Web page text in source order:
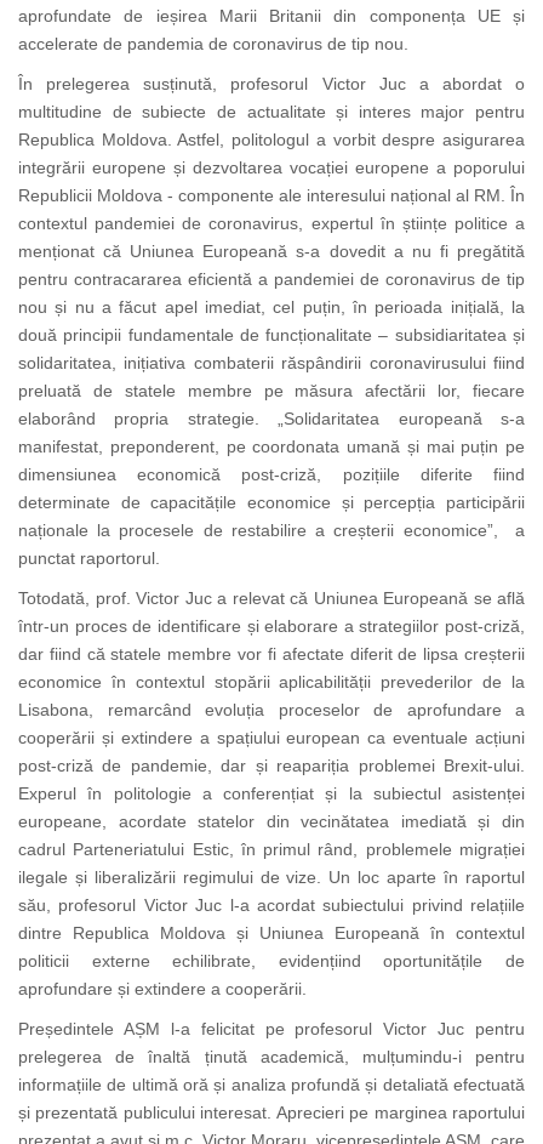
aprofundate de ieșirea Marii Britanii din componența UE și
accelerate de pandemia de coronavirus de tip nou.
În prelegerea susținută, profesorul Victor Juc a abordat o
multitudine de subiecte de actualitate și interes major pentru
Republica Moldova. Astfel, politologul a vorbit despre asigurarea
integrării europene și dezvoltarea vocației europene a poporului
Republicii Moldova - componente ale interesului național al RM. În
contextul pandemiei de coronavirus, expertul în științe politice a
menționat că Uniunea Europeană s-a dovedit a nu fi pregătită
pentru contracararea eficientă a pandemiei de coronavirus de tip
nou și nu a făcut apel imediat, cel puțin, în perioada inițială, la
două principii fundamentale de funcționalitate – subsidiaritatea și
solidaritatea, inițiativa combaterii răspândirii coronavirusului fiind
preluată de statele membre pe măsura afectării lor, fiecare
elaborând propria strategie. „Solidaritatea europeană s-a
manifestat, preponderent, pe coordonata umană și mai puțin pe
dimensiunea economică post-criză, pozițiile diferite fiind
determinate de capacitățile economice și percepția participării
naționale la procesele de restabilire a creșterii economice”, a
punctat raportorul.
Totodată, prof. Victor Juc a relevat că Uniunea Europeană se află
într-un proces de identificare și elaborare a strategiilor post-criză,
dar fiind că statele membre vor fi afectate diferit de lipsa creșterii
economice în contextul stopării aplicabilității prevederilor de la
Lisabona, remarcând evoluția proceselor de aprofundare a
cooperării și extindere a spațiului european ca eventuale acțiuni
post-criză de pandemie, dar și reapariția problemei Brexit-ului.
Experul în politologie a conferențiat și la subiectul asistenței
europeane, acordate statelor din vecinătatea imediată și din
cadrul Parteneriatului Estic, în primul rând, problemele migrației
ilegale și liberalizării regimului de vize. Un loc aparte în raportul
său, profesorul Victor Juc l-a acordat subiectului privind relațiile
dintre Republica Moldova și Uniunea Europeană în contextul
politicii externe echilibrate, evidențiind oportunitățile de
aprofundare și extindere a cooperării.
Președintele AȘM l-a felicitat pe profesorul Victor Juc pentru
prelegerea de înaltă ținută academică, mulțumindu-i pentru
informațiile de ultimă oră și analiza profundă și detaliată efectuată
și prezentată publicului interesat. Aprecieri pe marginea raportului